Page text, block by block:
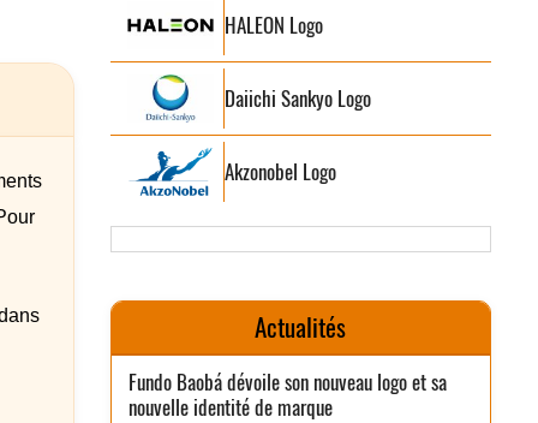
HALEON Logo
Daiichi Sankyo Logo
Akzonobel Logo
Actualités
Fundo Baobá dévoile son nouveau logo et sa
nouvelle identité de marque